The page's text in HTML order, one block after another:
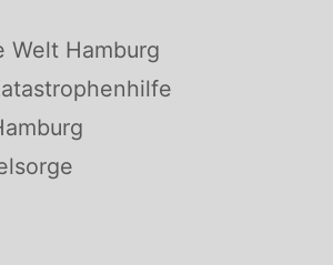
Welt Hamburg